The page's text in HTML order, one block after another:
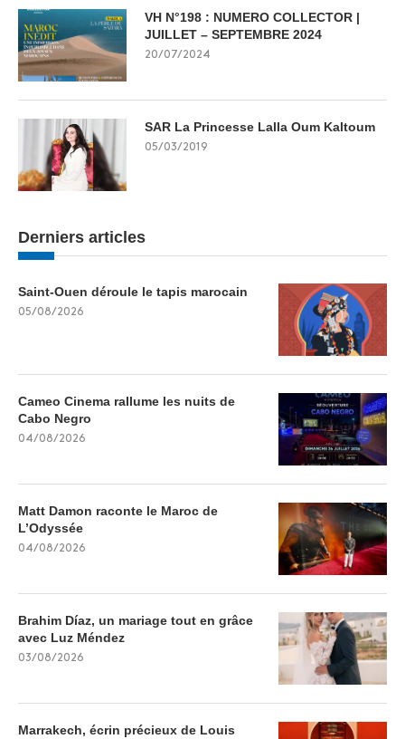
VH N°198 : NUMERO COLLECTOR |
JUILLET – SEPTEMBRE 2024
20/07/2024
SAR La Princesse Lalla Oum Kaltoum
05/03/2019
Derniers articles
Saint-Ouen déroule le tapis marocain
05/08/2026
Cameo Cinema rallume les nuits de
Cabo Negro
04/08/2026
Matt Damon raconte le Maroc de
L’Odyssée
04/08/2026
Brahim Díaz, un mariage tout en grâce
avec Luz Méndez
03/08/2026
Marrakech, écrin précieux de Louis